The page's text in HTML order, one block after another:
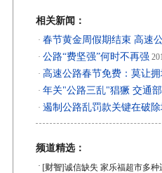
相关新闻：
· 春节黄金周假期结束 高速
· 公路“费坚强”何时不再强
· 高速公路春节免费：莫让
· 年关"公路三乱"猖獗 交通
· 遏制公路乱罚款关键在破
频道精选：
· [财智]诚信缺失 家乐福超市多